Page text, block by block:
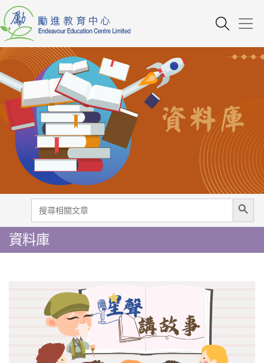
Search
for:
Search Button
資料庫